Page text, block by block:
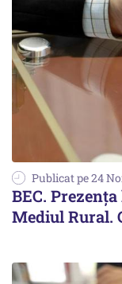
Publicat pe 24
BEC.
Mediul Rural.